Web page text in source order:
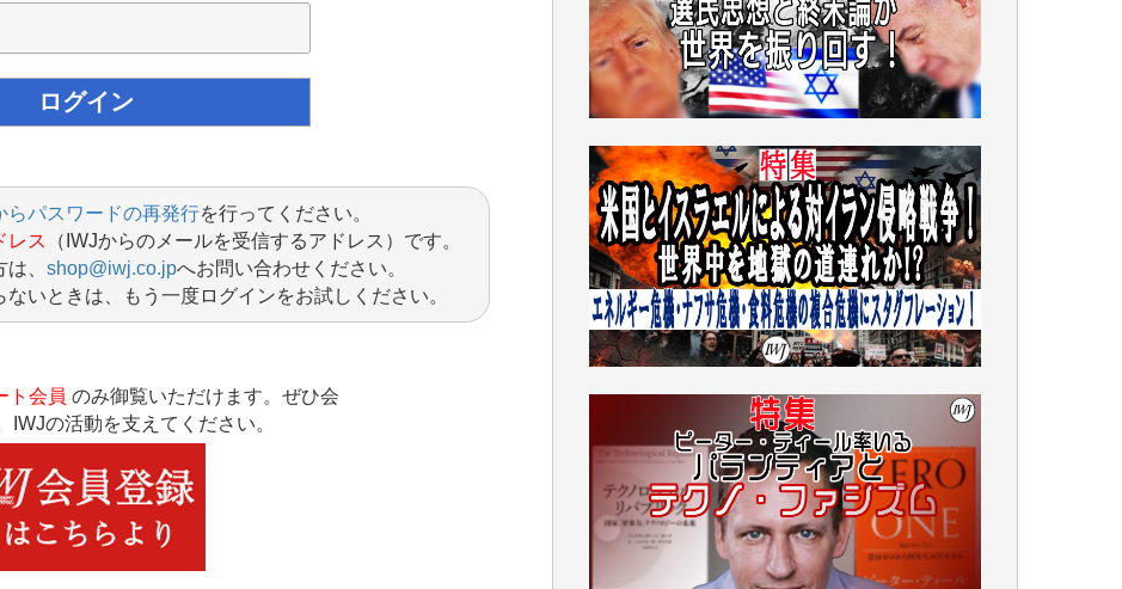
らパスワードの再発行を行ってください。
レス （IWJからのメールを受信するアドレス）です。
、 shop@iwj.co.jpへお問い合わせください。
いときは、もう一度ログインをお試しください。
ト会員 のみ御覧いただけます。ぜひ会
IWJの活動を支えてください。